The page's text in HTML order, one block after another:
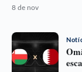
8 de nov